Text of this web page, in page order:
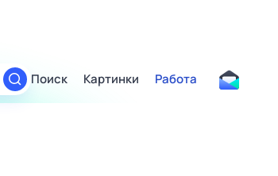
Поиск Картинки Работа